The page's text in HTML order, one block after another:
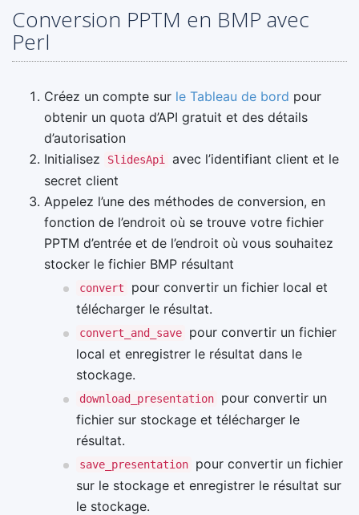
Conversion PPTM en BMP avec
Perl
Créez un compte sur le Tableau de bord pour
obtenir un quota d’API gratuit et des détails
d’autorisation
Initialisez
SlidesApi
avec l’identifiant client et le
secret client
Appelez l’une des méthodes de conversion, en
fonction de l’endroit où se trouve votre fichier
PPTM d’entrée et de l’endroit où vous souhaitez
stocker le fichier BMP résultant
convert
pour convertir un fichier local et
télécharger le résultat.
convert_and_save
pour convertir un fichier
local et enregistrer le résultat dans le
stockage.
download_presentation
pour convertir un
fichier sur stockage et télécharger le
résultat.
save_presentation
pour convertir un fichier
sur le stockage et enregistrer le résultat sur
le stockage.